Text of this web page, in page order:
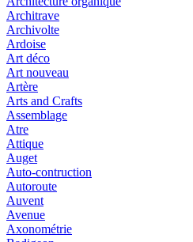
Architrave
Archivolte
Ardoise
Art déco
Art nouveau
Artère
Arts and Crafts
Assemblage
Atre
Attique
Auget
Auto-contruction
Autoroute
Auvent
Avenue
Axonométrie